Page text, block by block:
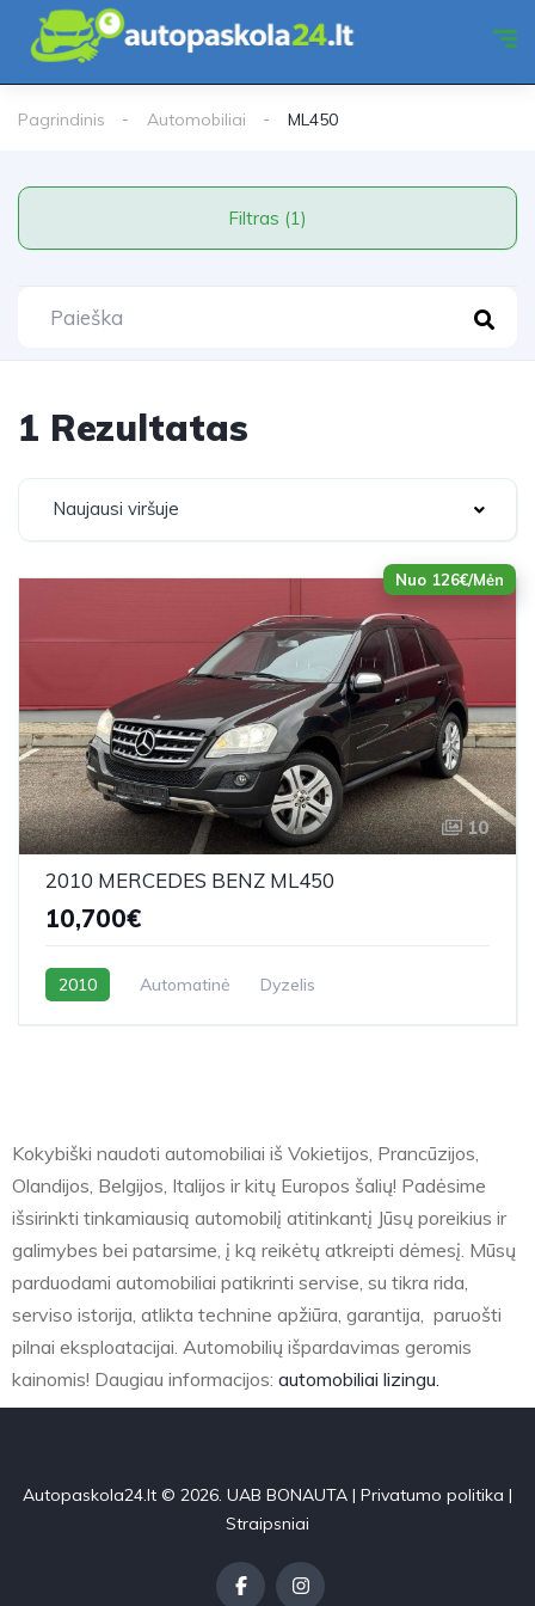
Pagrindinis Automobiliai ML450
Filtras (1)
1 Rezultatas
Naujausi viršuje
Nuo 126€/Mėn
10
2010 MERCEDES BENZ ML450
10,700€
2010 Automatinė Dyzelis
Kokybiški naudoti automobiliai iš Vokietijos, Prancūzijos,
Olandijos, Belgijos, Italijos ir kitų Europos šalių! Padėsime
išsirinkti tinkamiausią automobilį atitinkantį Jūsų poreikius ir
galimybes bei patarsime, į ką reikėtų atkreipti dėmesį. Mūsų
parduodami automobiliai patikrinti servise, su tikra rida,
serviso istorija, atlikta technine apžiūra, garantija, paruošti
pilnai eksploatacijai. Automobilių išpardavimas geromis
kainomis! Daugiau informacijos: automobiliai lizingu.
Autopaskola24.lt © 2026. UAB BONAUTA | Privatumo politika |
Straipsniai